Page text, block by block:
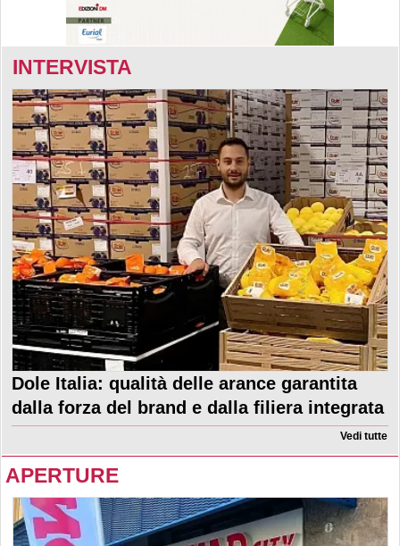
INTERVISTA
Dole Italia: qualità delle arance garantita
dalla forza del brand e dalla filiera integrata
Vedi tutte
APERTURE